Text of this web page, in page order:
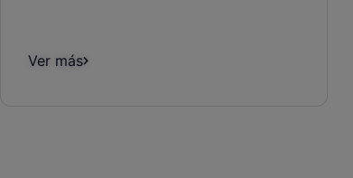
Ver más